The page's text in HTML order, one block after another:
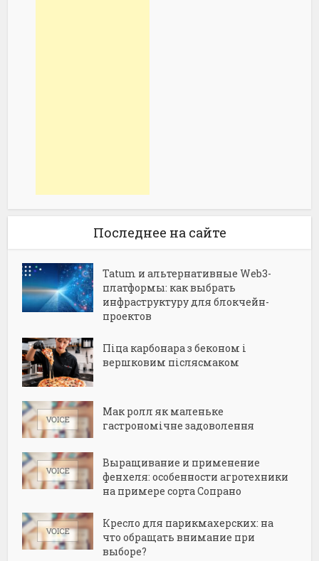
Последнее на сайте
Tatum и альтернативные Web3-
платформы: как выбрать
инфраструктуру для блокчейн-
проектов
Піца карбонара з беконом і
вершковим післясмаком
Мак ролл як маленьке
гастрономічне задоволення
Выращивание и применение
фенхеля: особенности агротехники
на примере сорта Сопрано
Кресло для парикмахерских: на
что обращать внимание при
выборе?